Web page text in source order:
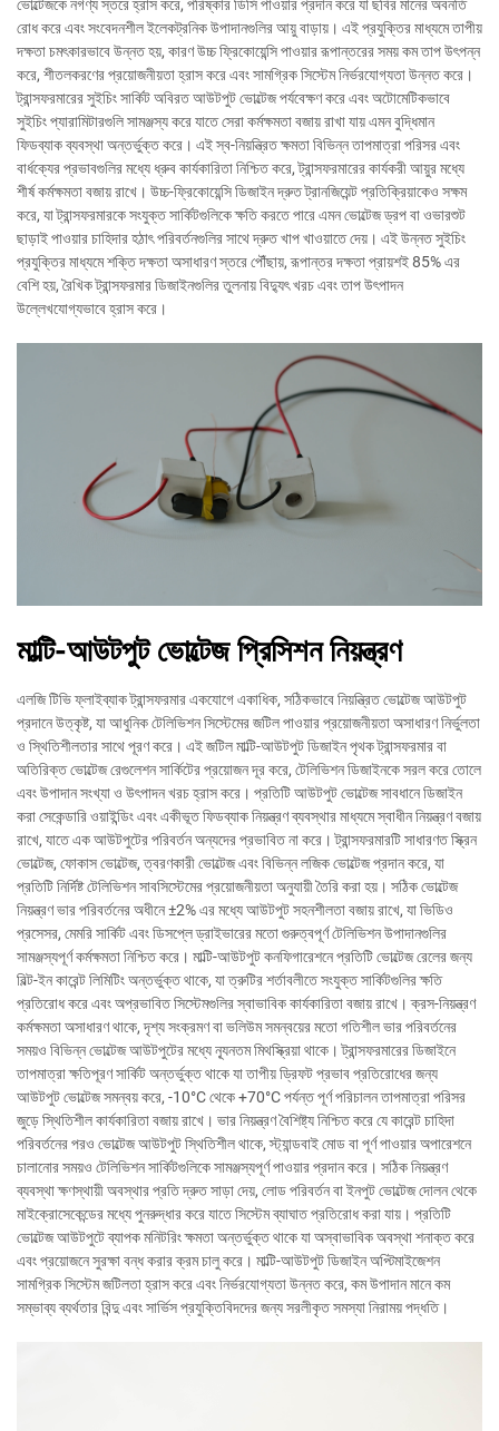
ভোল্টেজকে নগণ্য স্তরে হ্রাস করে, পরিষ্কার ডিসি পাওয়ার প্রদান করে যা ছবির মানের অবনতি
রোধ করে এবং সংবেদনশীল ইলেকট্রনিক উপাদানগুলির আয়ু বাড়ায়। এই প্রযুক্তির মাধ্যমে তাপীয়
দক্ষতা চমৎকারভাবে উন্নত হয়, কারণ উচ্চ ফ্রিকোয়েন্সি পাওয়ার রূপান্তরের সময় কম তাপ উৎপন্ন
করে, শীতলকরণের প্রয়োজনীয়তা হ্রাস করে এবং সামগ্রিক সিস্টেম নির্ভরযোগ্যতা উন্নত করে।
ট্রান্সফরমারের সুইচিং সার্কিট অবিরত আউটপুট ভোল্টেজ পর্যবেক্ষণ করে এবং অটোমেটিকভাবে
সুইচিং প্যারামিটারগুলি সামঞ্জস্য করে যাতে সেরা কর্মক্ষমতা বজায় রাখা যায় এমন বুদ্ধিমান
ফিডব্যাক ব্যবস্থা অন্তর্ভুক্ত করে। এই স্ব-নিয়ন্ত্রিত ক্ষমতা বিভিন্ন তাপমাত্রা পরিসর এবং
বার্ধক্যের প্রভাবগুলির মধ্যে ধ্রুব কার্যকারিতা নিশ্চিত করে, ট্রান্সফরমারের কার্যকরী আয়ুর মধ্যে
শীর্ষ কর্মক্ষমতা বজায় রাখে। উচ্চ-ফ্রিকোয়েন্সি ডিজাইন দ্রুত ট্রানজিয়েন্ট প্রতিক্রিয়াকেও সক্ষম
করে, যা ট্রান্সফরমারকে সংযুক্ত সার্কিটগুলিকে ক্ষতি করতে পারে এমন ভোল্টেজ ড্রপ বা ওভারশুট
ছাড়াই পাওয়ার চাহিদার হঠাৎ পরিবর্তনগুলির সাথে দ্রুত খাপ খাওয়াতে দেয়। এই উন্নত সুইচিং
প্রযুক্তির মাধ্যমে শক্তি দক্ষতা অসাধারণ স্তরে পৌঁছায়, রূপান্তর দক্ষতা প্রায়শই 85% এর
বেশি হয়, রৈখিক ট্রান্সফরমার ডিজাইনগুলির তুলনায় বিদ্যুৎ খরচ এবং তাপ উৎপাদন
উল্লেখযোগ্যভাবে হ্রাস করে।
মাল্টি-আউটপুট ভোল্টেজ প্রিসিশন নিয়ন্ত্রণ
এলজি টিভি ফ্লাইব্যাক ট্রান্সফরমার একযোগে একাধিক, সঠিকভাবে নিয়ন্ত্রিত ভোল্টেজ আউটপুট
প্রদানে উত্কৃষ্ট, যা আধুনিক টেলিভিশন সিস্টেমের জটিল পাওয়ার প্রয়োজনীয়তা অসাধারণ নির্ভুলতা
ও স্থিতিশীলতার সাথে পূরণ করে। এই জটিল মাল্টি-আউটপুট ডিজাইন পৃথক ট্রান্সফরমার বা
অতিরিক্ত ভোল্টেজ রেগুলেশন সার্কিটের প্রয়োজন দূর করে, টেলিভিশন ডিজাইনকে সরল করে তোলে
এবং উপাদান সংখ্যা ও উৎপাদন খরচ হ্রাস করে। প্রতিটি আউটপুট ভোল্টেজ সাবধানে ডিজাইন
করা সেকেন্ডারি ওয়াইন্ডিং এবং একীভূত ফিডব্যাক নিয়ন্ত্রণ ব্যবস্থার মাধ্যমে স্বাধীন নিয়ন্ত্রণ বজায়
রাখে, যাতে এক আউটপুটের পরিবর্তন অন্যদের প্রভাবিত না করে। ট্রান্সফরমারটি সাধারণত স্ক্রিন
ভোল্টেজ, ফোকাস ভোল্টেজ, ত্বরণকারী ভোল্টেজ এবং বিভিন্ন লজিক ভোল্টেজ প্রদান করে, যা
প্রতিটি নির্দিষ্ট টেলিভিশন সাবসিস্টেমের প্রয়োজনীয়তা অনুযায়ী তৈরি করা হয়। সঠিক ভোল্টেজ
নিয়ন্ত্রণ ভার পরিবর্তনের অধীনে ±2% এর মধ্যে আউটপুট সহনশীলতা বজায় রাখে, যা ভিডিও
প্রসেসর, মেমরি সার্কিট এবং ডিসপ্লে ড্রাইভারের মতো গুরুত্বপূর্ণ টেলিভিশন উপাদানগুলির
সামঞ্জস্যপূর্ণ কর্মক্ষমতা নিশ্চিত করে। মাল্টি-আউটপুট কনফিগারেশনে প্রতিটি ভোল্টেজ রেলের জন্য
বিল্ট-ইন কারেন্ট লিমিটিং অন্তর্ভুক্ত থাকে, যা ত্রুটির শর্তাবলীতে সংযুক্ত সার্কিটগুলির ক্ষতি
প্রতিরোধ করে এবং অপ্রভাবিত সিস্টেমগুলির স্বাভাবিক কার্যকারিতা বজায় রাখে। ক্রস-নিয়ন্ত্রণ
কর্মক্ষমতা অসাধারণ থাকে, দৃশ্য সংক্রমণ বা ভলিউম সমন্বয়ের মতো গতিশীল ভার পরিবর্তনের
সময়ও বিভিন্ন ভোল্টেজ আউটপুটের মধ্যে ন্যূনতম মিথস্ক্রিয়া থাকে। ট্রান্সফরমারের ডিজাইনে
তাপমাত্রা ক্ষতিপূরণ সার্কিট অন্তর্ভুক্ত থাকে যা তাপীয় ড্রিফট প্রভাব প্রতিরোধের জন্য
আউটপুট ভোল্টেজ সমন্বয় করে, -10°C থেকে +70°C পর্যন্ত পূর্ণ পরিচালন তাপমাত্রা পরিসর
জুড়ে স্থিতিশীল কার্যকারিতা বজায় রাখে। ভার নিয়ন্ত্রণ বৈশিষ্ট্য নিশ্চিত করে যে কারেন্ট চাহিদা
পরিবর্তনের পরও ভোল্টেজ আউটপুট স্থিতিশীল থাকে, স্ট্যান্ডবাই মোড বা পূর্ণ পাওয়ার অপারেশনে
চালানোর সময়ও টেলিভিশন সার্কিটগুলিকে সামঞ্জস্যপূর্ণ পাওয়ার প্রদান করে। সঠিক নিয়ন্ত্রণ
ব্যবস্থা ক্ষণস্থায়ী অবস্থার প্রতি দ্রুত সাড়া দেয়, লোড পরিবর্তন বা ইনপুট ভোল্টেজ দোলন থেকে
মাইক্রোসেকেন্ডের মধ্যে পুনরুদ্ধার করে যাতে সিস্টেম ব্যাঘাত প্রতিরোধ করা যায়। প্রতিটি
ভোল্টেজ আউটপুটে ব্যাপক মনিটরিং ক্ষমতা অন্তর্ভুক্ত থাকে যা অস্বাভাবিক অবস্থা শনাক্ত করে
এবং প্রয়োজনে সুরক্ষা বন্ধ করার ক্রম চালু করে। মাল্টি-আউটপুট ডিজাইন অপ্টিমাইজেশন
সামগ্রিক সিস্টেম জটিলতা হ্রাস করে এবং নির্ভরযোগ্যতা উন্নত করে, কম উপাদান মানে কম
সম্ভাব্য ব্যর্থতার বিন্দু এবং সার্ভিস প্রযুক্তিবিদদের জন্য সরলীকৃত সমস্যা নিরাময় পদ্ধতি।